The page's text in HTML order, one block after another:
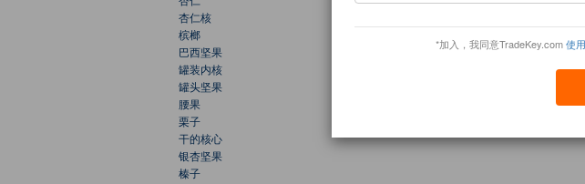
*加入，我同意TradeKey.com使
杏仁核
槟榔
巴西坚果
罐装内核
罐头坚果
腰果
栗子
干的核心
银杏坚果
榛子